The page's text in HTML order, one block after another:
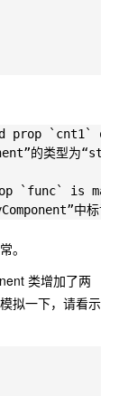
`cnt1` of
的类型为
`func` is
。
类增加了两
拟一下，请看示